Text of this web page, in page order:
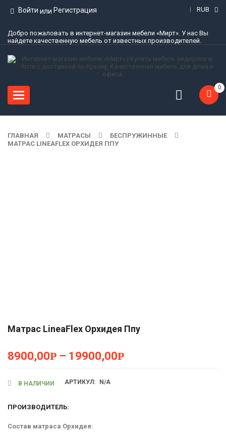
Войти или Регистрация RUB
Добро пожаловать в интернет-магазин мебели «Мирт». У нас Вы
найдете качественную мебель от известных производителей.
Toggle
navigation
0
ГЛАВНАЯ МАТРАСЫ
БЕСПРУЖИННЫЕ
МАТРАС LINEAFLEX ОРХИДЕЯ ППУ
Матрас LineaFlex Орхидея Ппу
8900,00Р – 19900,00Р
В НАЛИЧИИ АРТИКУЛ: N/A
ПРОИЗВОДИТЕЛЬ:
Состав матраса Орхидея: